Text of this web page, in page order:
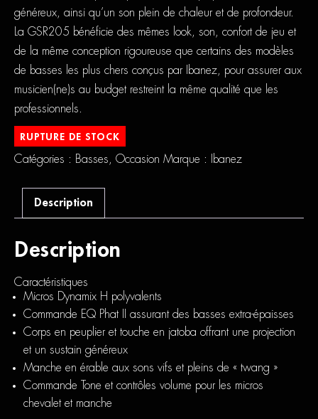
généreux, ainsi qu’un son plein de chaleur et de profondeur.
La GSR205 bénéficie des mêmes look, son, confort de jeu et
de la même conception rigoureuse que certains des modèles
de basses les plus chers conçus par Ibanez, pour assurer aux
musicien(ne)s au budget restreint la même qualité que les
professionnels.
RUPTURE DE STOCK
Catégories : Basses Occasion Marque : Ibanez
Description
Description
Caractéristiques
Micros Dynamix H polyvalents
Commande EQ Phat II assurant des basses extra-épaisses
Corps en peuplier et touche en jatoba offrant une projection
et un sustain généreux
Manche en érable aux sons vifs et pleins de « twang »
Commande Tone et contrôles volume pour les micros
chevalet et manche